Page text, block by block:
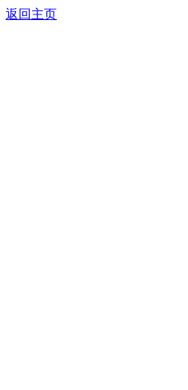
返回主页